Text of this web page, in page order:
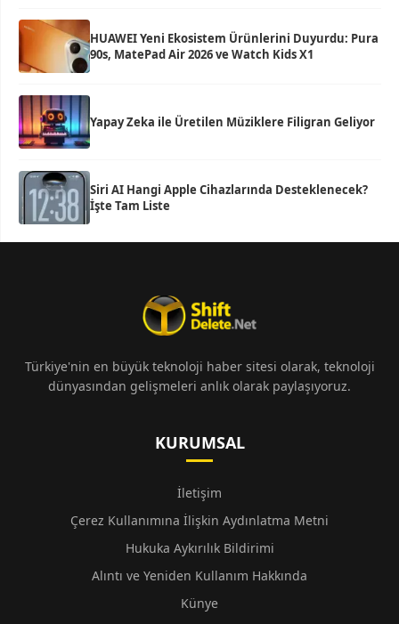
HUAWEI Yeni Ekosistem Ürünlerini Duyurdu: Pura
90s, MatePad Air 2026 ve Watch Kids X1
Yapay Zeka ile Üretilen Müziklere Filigran Geliyor
Siri AI Hangi Apple Cihazlarında Desteklenecek?
İşte Tam Liste
Türkiye'nin en büyük teknoloji haber sitesi olarak, teknoloji
dünyasından gelişmeleri anlık olarak paylaşıyoruz.
KURUMSAL
İletişim
Çerez Kullanımına İlişkin Aydınlatma Metni
Hukuka Aykırılık Bildirimi
Alıntı ve Yeniden Kullanım Hakkında
Künye